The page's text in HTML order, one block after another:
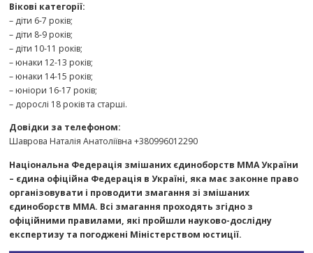
Вікові категорії:
– діти 6-7 років;
– діти 8-9 років;
– діти 10-11 років;
– юнаки 12-13 років;
– юнаки 14-15 років;
– юніори 16-17 років;
– дорослі 18 років та старші.
Довідки за телефоном:
Шаврова Наталія Анатоліївна +380996012290
Національна Федерація змішаних єдиноборств ММА України
– єдина офіційна Федерація в Україні, яка має законне право
організовувати і проводити змагання зі змішаних
єдиноборств ММА. Всі змагання проходять згідно з
офіційними правилами, які пройшли науково-дослідну
експертизу та погоджені Міністерством юстиції.